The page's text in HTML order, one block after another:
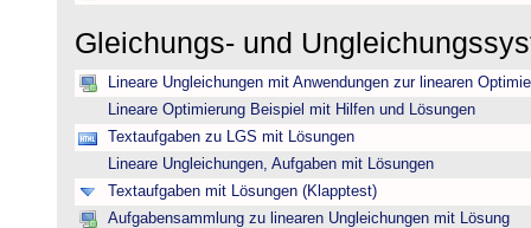
Gleichungs- und
Lineare Ungleichungen mit Anwendungen zur linearen
Lineare Optimierung Beispiel mit Hilfen und Lösungen
Textaufgaben zu LGS mit Lösungen
Lineare Ungleichungen, Aufgaben mit Lösungen
Textaufgaben mit Lösungen (Klapptest)
Aufgabensammlung zu linearen Ungleichungen mit Lösung